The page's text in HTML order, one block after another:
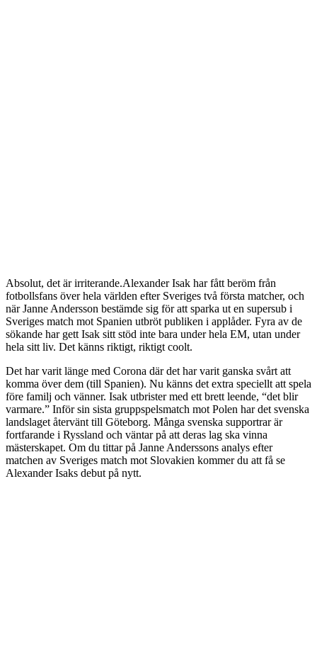
Absolut, det är irriterande.Alexander Isak har fått beröm från
fotbollsfans över hela världen efter Sveriges två första matcher, och
när Janne Andersson bestämde sig för att sparka ut en supersub i
Sveriges match mot Spanien utbröt publiken i applåder. Fyra av de
sökande har gett Isak sitt stöd inte bara under hela EM, utan under
hela sitt liv. Det känns riktigt, riktigt coolt.
Det har varit länge med Corona där det har varit ganska svårt att
komma över dem (till Spanien). Nu känns det extra speciellt att spela
före familj och vänner. Isak utbrister med ett brett leende, “det blir
varmare.” Inför sin sista gruppspelsmatch mot Polen har det svenska
landslaget återvänt till Göteborg. Många svenska supportrar är
fortfarande i Ryssland och väntar på att deras lag ska vinna
mästerskapet. Om du tittar på Janne Anderssons analys efter
matchen av Sveriges match mot Slovakien kommer du att få se
Alexander Isaks debut på nytt.